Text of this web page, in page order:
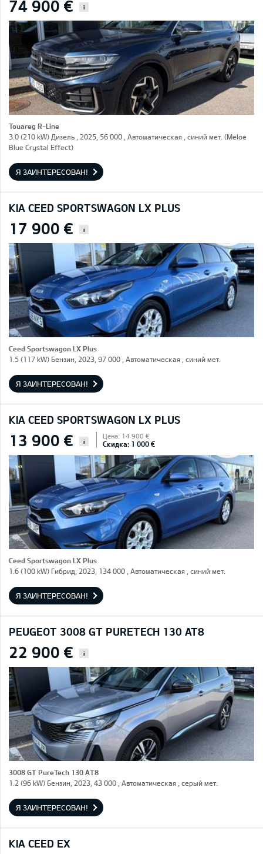
74 900 € i
Touareg R-Line
3.0 (210 kW) Дизель , 2025, 56 000 , Автоматическая , синий мет. (Meloe
Blue Crystal Effect)
Я ЗАИНТЕРЕСОВАН!
KIA CEED SPORTSWAGON LX PLUS
17 900 € i
Ceed Sportswagon LX Plus
1.5 (117 kW) Бензин, 2023, 97 000 , Автоматическая , синий мет.
Я ЗАИНТЕРЕСОВАН!
KIA CEED SPORTSWAGON LX PLUS
13 900 € i
Цена: 14 900 €
Скидка: 1 000 €
Ceed Sportswagon LX Plus
1.6 (100 kW) Гибрид, 2023, 134 000 , Автоматическая , синий мет.
Я ЗАИНТЕРЕСОВАН!
PEUGEOT 3008 GT PURETECH 130 AT8
22 900 € i
3008 GT PureTech 130 AT8
1.2 (96 kW) Бензин, 2023, 43 000 , Автоматическая , серый мет.
Я ЗАИНТЕРЕСОВАН!
KIA CEED EX